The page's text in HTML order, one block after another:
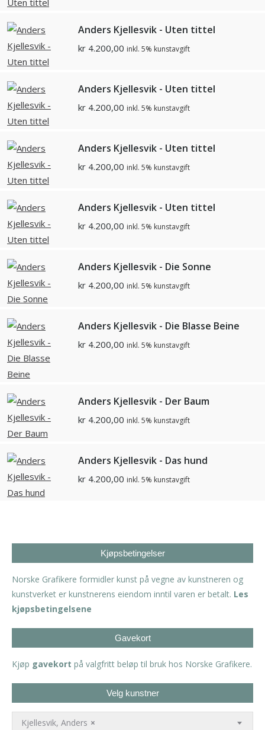
Anders Kjellesvik - Uten tittel
kr 4.200,00 inkl. 5% kunstavgift
Anders Kjellesvik - Uten tittel
kr 4.200,00 inkl. 5% kunstavgift
Anders Kjellesvik - Uten tittel
kr 4.200,00 inkl. 5% kunstavgift
Anders Kjellesvik - Uten tittel
kr 4.200,00 inkl. 5% kunstavgift
Anders Kjellesvik - Die Sonne
kr 4.200,00 inkl. 5% kunstavgift
Anders Kjellesvik - Die Blasse Beine
kr 4.200,00 inkl. 5% kunstavgift
Anders Kjellesvik - Der Baum
kr 4.200,00 inkl. 5% kunstavgift
Anders Kjellesvik - Das hund
kr 4.200,00 inkl. 5% kunstavgift
Kjøpsbetingelser
Norske Grafikere formidler kunst på vegne av kunstneren og
kunstverket er kunstnerens eiendom inntil varen er betalt. Les
kjøpsbetingelsene
Gavekort
Kjøp gavekort på valgfritt beløp til bruk hos Norske Grafikere.
Velg kunstner
×
Kjellesvik, Anders